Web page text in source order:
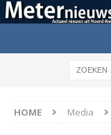
HOME Media